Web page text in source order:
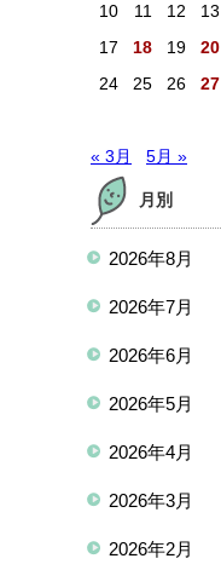
10
11 12 13
17
18 19 20
24
25 26 27
« 3月 5月 »
月別
2026年8月
2026年7月
2026年6月
2026年5月
2026年4月
2026年3月
2026年2月